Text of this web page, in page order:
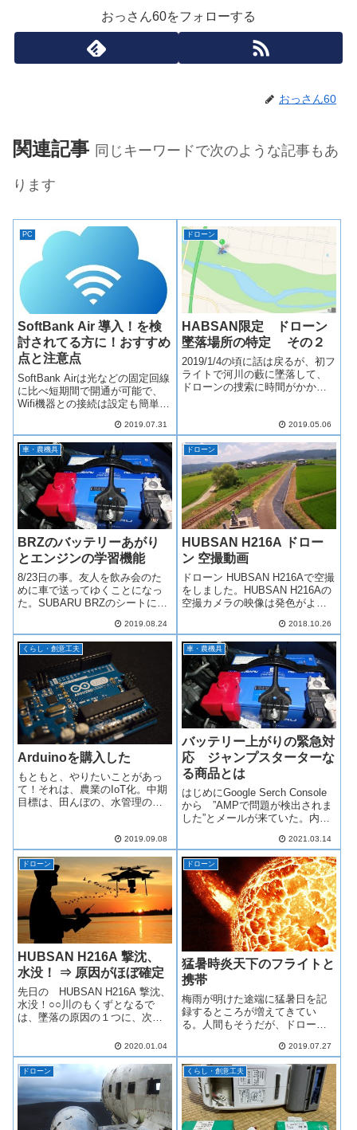
おっさん60をフォローする
おっさん60
関連記事 同じキーワードで次のような記事もあ
ります
PC
SoftBank Air 導入！を検
討されてる方に！おすすめ
点と注意点
SoftBank Airは光などの固定回線
に比べ短期間で開通が可能で、
Wifi機器との接続は設定も簡単で
す。これから、導入を検討され
てる方の参考になれば、幸いで
す。なお、料金や、キャシュバ
ック、手続きに関しては、...
2019.07.31
ドローン
HABSAN限定 ドローン
墜落場所の特定 その２
2019/1/4の頃に話は戻るが、初フ
ライトで河川の藪に墜落して、
ドローンの捜索に時間がかかっ
所の特定 の記事で、ドローン
を探すための方法を投稿してい
るが、もっと、簡単?な方法が見
つ...
2019.05.06
車・農機具
BRZのバッテリーあがり
とエンジンの学習機能
8/23日の事。友人を飲み会のた
めに車で送ってゆくことになっ
た。SUBARU BRZのシートに腰
からない？何で？！とりあえず
送迎はできそうにない事を友人
に連絡しバッテリーの確認をす
ることにした。確認事項⇒エン
ジン...
2019.08.24
ドローン
HUBSAN H216A ドロー
ン 空撮動画
ドローン HUBSAN H216Aで空撮
をしました。HUBSAN H216Aの
空撮カメラの映像は発色がよく
の緑がきれいで、空撮にもって
こいです。解像度も1080Pで十分
です。編集はMACのiMovieを使
ってます...
2018.10.26
くらし・創意工夫
Arduinoを購入した
もともと、やりたいことがあっ
て！それは、農業のIoT化。中期
目標は、田んぼの、水管理の簡
位、温度、湿度などを無線で自
宅にいながら、監視すること。
水管理はやはり大変欲を言え
ば、用水側水門、...
2019.09.08
車・農機具
バッテリー上がりの緊急対
応 ジャンプスターターな
る商品とは
はじめにGoogle Serch Console
から ”AMPで問題が検出されま
した”とメールが来ていた。内容
ていない属性または属性値が
HMTL タグにあります。初検出
日: 2021/03/11 ステータス: ...
2021.03.14
ドローン
HUBSAN H216A 撃沈、
水没！ ⇒ 原因がほぼ確定
先日の HUBSAN H216A 撃沈、
水没！○○川のもくずとなるで
は、墜落の原因の１つに、次の
は言いたくないので？、バッテ
リ―の容量不足か電波障害のど
ちらかかと思いたいところ。真
の原因は携帯電話のバッテリー
容量...
2020.01.04
ドローン
猛暑時炎天下のフライトと
携帯
梅雨が明けた途端に猛暑日を記
録するところが増えてきてい
る。人間もそうだが、ドローン
かかっていると思われる。猛暑
日でなくても、夏場の炎天下で
のフライトの際、気を付けなく
てはならない事がある。それ
は、携帯電話の熱暴走...
2019.07.27
ドローン くらし・創意工夫